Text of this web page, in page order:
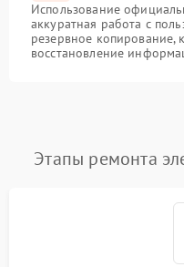
Использование
аккуратная работа с
резервное копирование,
восстановление
Этапы ремонта